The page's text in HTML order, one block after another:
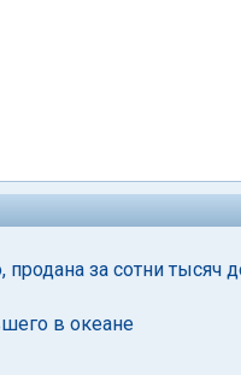
за сотни тысяч
в океане